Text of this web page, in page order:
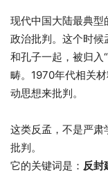
现代中国大陆最典型
政治批判。这个时候
和孔子一起，被归入
畴。1970年代相关
动思想来批判。
这类反孟，不是严肃
批判。
它的关键词是： 反封